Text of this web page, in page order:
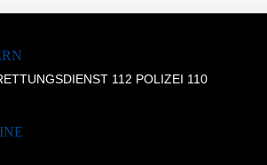
112 POLIZEI 110